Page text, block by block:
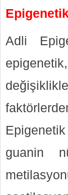
Adli
guanin